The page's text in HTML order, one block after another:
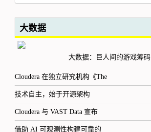
大数据
大数据：巨人间的游戏筹码
Cloudera 在独立研究机构《The
技术自主，始于开源架构
Cloudera 与 VAST Data 宣布
借助 AI 可观测性构建可靠的